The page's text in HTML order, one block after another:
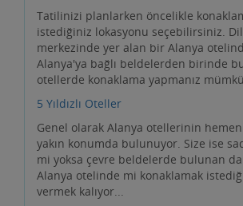
Tatilinizi planlarken öncelikle
istediğiniz lokasyonu seçebilirsiniz.
merkezinde yer alan bir Alanya
Alanya'ya bağlı beldelerden birinde
otellerde konaklama yapmanız
5 Yıldızlı Oteller
Genel olarak Alanya otellerinin
yakın konumda bulunuyor. Size ise
mi yoksa çevre beldelerde bulunan
Alanya otelinde mi konaklamak
vermek kalıyor...